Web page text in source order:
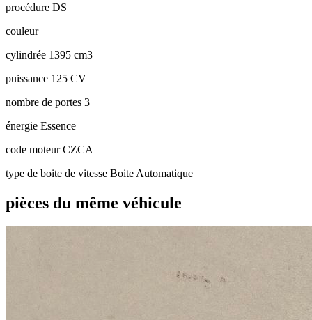
procédure DS
couleur
cylindrée 1395 cm3
puissance 125 CV
nombre de portes 3
énergie Essence
code moteurCZCA
type de boite de vitesse Boite Automatique
pièces du même véhicule